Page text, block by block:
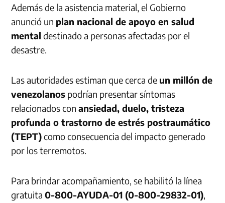
Además de la asistencia material, el Gobierno
anunció un plan nacional de apoyo en salud
mental destinado a personas afectadas por el
desastre.
Las autoridades estiman que cerca de un millón de
venezolanos podrían presentar síntomas
relacionados conansiedad, duelo, tristeza
profunda o trastorno de estrés postraumático
(TEPT)como consecuencia del impacto generado
por los terremotos.
Para brindar acompañamiento, se habilitó la línea
gratuita0-800-AYUDA-01 (0-800-29832-01),